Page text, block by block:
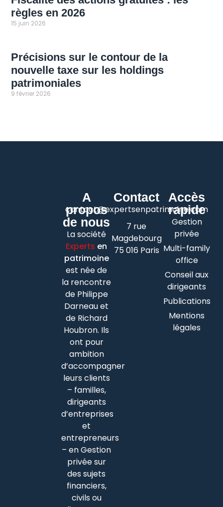
règles en 2026
15 juin 2026
Précisions sur le contour de la
nouvelle taxe sur les holdings
patrimoniales
9 février 2026
A
propos
de nous
La société
Experts en
patrimoine
est née de
la rencontre
de Philippe
Darneau et
de Richard
Houbron. Ils
ont pour
ambition
d’accompagner
leurs clients
– familles,
dirigeants
d’entreprises
et
entrepreneurs
– en Gestion
privée sur
des sujets
financiers,
civils ou
Contact
contact@expertsenpatrimoine.com
7 rue
Magdebourg
75 016 Paris
Accès
rapide
Gestion
privée
Multi-family
office
Conseil aux
dirigeants
Publications
Mentions
légales